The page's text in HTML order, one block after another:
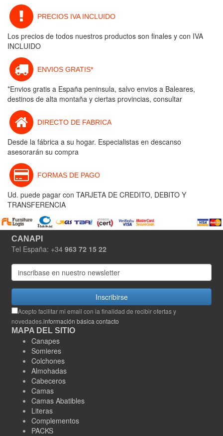
PRECIOS IVA INCLUIDO
Los precios de todos nuestros productos son finales y con IVA
INCLUIDO
ENVIOS GRATIS*
*Envios gratis a España peninsula, salvo envios a Baleares,
destinos de alta montaña y ciertas provincias, consultar
DIRECTO DE FABRICA
Desde la fábrica a su hogar. Especialistas en descanso
asesorarán su compra
FORMAS DE PAGO
Ud. puede pagar con TARJETA DE CREDITO, DEBITO Y
TRANSFERENCIA
CANAPI
Tel España: +34 963 72 15 22
Inscribirse
Acepto facilitar mi email con la finalidad de recibir ofertas y
novedades.información básica contacto
MAPA DEL SITIO
Canapes
Somieres
Colchones
Almohadas
Cabeceros
Camas
Camas Abatibles
Literas
Complementos
PACKS